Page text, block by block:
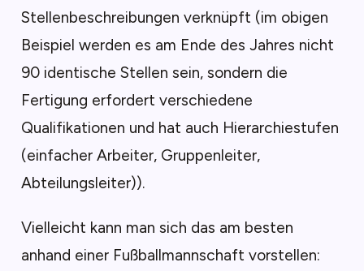
Stellenbeschreibungen verknüpft (im obigen
Beispiel werden es am Ende des Jahres nicht
90 identische Stellen sein, sondern die
Fertigung erfordert verschiedene
Qualifikationen und hat auch Hierarchiestufen
(einfacher Arbeiter, Gruppenleiter,
Abteilungsleiter)).
Vielleicht kann man sich das am besten
anhand einer Fußballmannschaft vorstellen: